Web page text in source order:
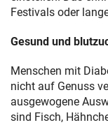
Festivals oder
Gesund und
Menschen mit
nicht auf Genuss
ausgewogene
sind Fisch,